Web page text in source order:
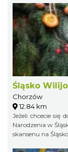
Śląsko Wilijo
Chorzów
12.84 km
Jeżeli chcecie się
Narodzenia w
skansenu na